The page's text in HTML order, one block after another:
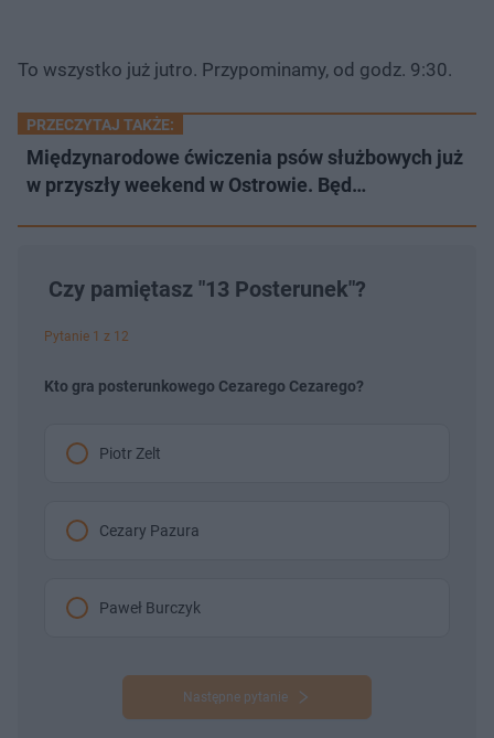
To wszystko już jutro. Przypominamy, od godz. 9:30.
PRZECZYTAJ TAKŻE:
Międzynarodowe ćwiczenia psów służbowych już
w przyszły weekend w Ostrowie. Będ…
Czy pamiętasz "13 Posterunek"?
Pytanie 1 z 12
Kto gra posterunkowego Cezarego Cezarego?
Piotr Zelt
Cezary Pazura
Paweł Burczyk
Następne pytanie